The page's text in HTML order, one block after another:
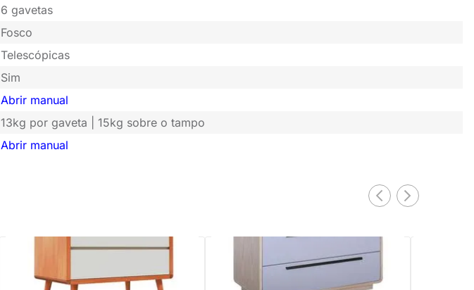
6 gavetas
Fosco
Telescópicas
Sim
Abrir manual
13kg por gaveta | 15kg sobre o tampo
Abrir manual
e Areia
Cômoda Wave 3 Gavetas com Puxadores
Preto - Natural e Cinza